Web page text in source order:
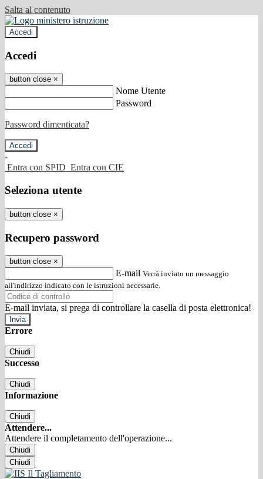
Salta al contenuto
Accedi
Accedi
button close ×
Nome Utente
Password
Password dimenticata?
-
Entra con SPID Entra con CIE
Seleziona utente
button close ×
Recupero password
button close ×
E-mail Verrà inviato un messaggio
all'indirizzo indicato con le istruzioni necessarie.
E-mail inviata, si prega di controllare la casella di posta elettronica!
Errore
Chiudi
Successo
Chiudi
Informazione
Chiudi
Attendere...
Attendere il completamento dell'operazione...
Chiudi
Chiudi